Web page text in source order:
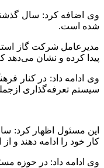
شده است.
پیدا کرده و نشان می‌دهد که مردم واقعیت‌ها
وی ادامه داد: در کنار
سیستم تعرفه‌گذاری
کار خود را ادامه دهند و
وی ادامه داد: در حوزه مسئولیت‌های